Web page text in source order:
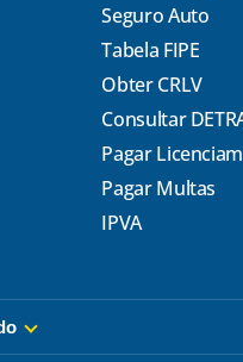
Seguro Auto
Tabela FIPE
Obter CRLV
Consultar
Pagar
Pagar Multas
IPVA